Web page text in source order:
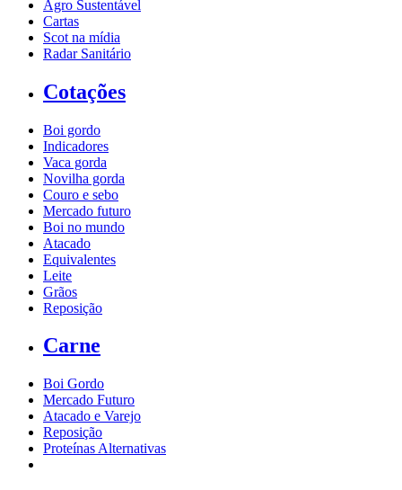
Agro Sustentável
Cartas
Scot na mídia
Radar Sanitário
Cotações
Boi gordo
Indicadores
Vaca gorda
Novilha gorda
Couro e sebo
Mercado futuro
Boi no mundo
Atacado
Equivalentes
Leite
Grãos
Reposição
Carne
Boi Gordo
Mercado Futuro
Atacado e Varejo
Reposição
Proteínas Alternativas